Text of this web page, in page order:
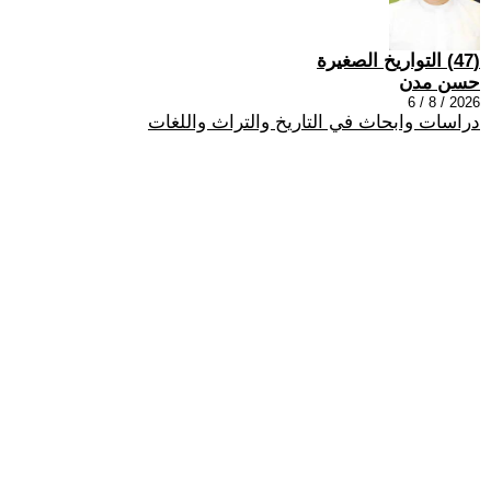
(47) التواريخ الصغيرة
حسن مدن
2026 / 8 / 6
دراسات وابحاث في التاريخ والتراث واللغات